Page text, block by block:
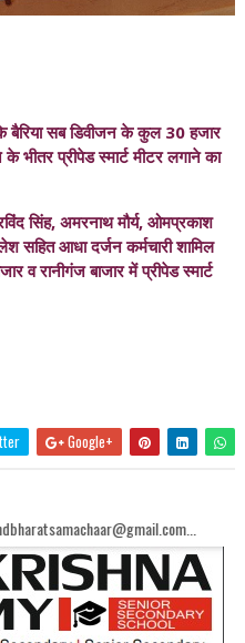
बैरिया सब डिवीजन के कुल 30 हजार
भीतर प्रीपेड स्मार्ट मीटर लगाने का
सिंह, अमरनाथ मौर्य, ओमप्रकाश
सहित आधा दर्जन कर्मचारी शामिल
व रानीगंज बाजार में प्रीपेड स्मार्ट
Google+